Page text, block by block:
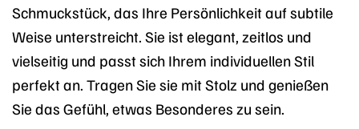
Schmuckstück, das Ihre Persönlichkeit auf subtile
Weise unterstreicht. Sie ist elegant, zeitlos und
vielseitig und passt sich Ihrem individuellen Stil
perfekt an. Tragen Sie sie mit Stolz und genießen
Sie das Gefühl, etwas Besonderes zu sein.